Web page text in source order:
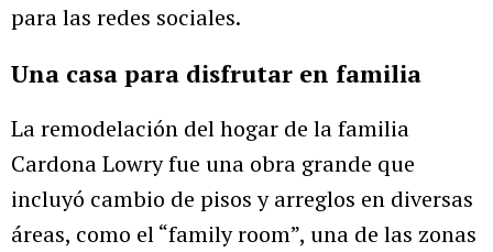
para las redes sociales.
Una casa para disfrutar en familia
La remodelación del hogar de la familia
Cardona Lowry fue una obra grande que
incluyó cambio de pisos y arreglos en diversas
áreas, como el “family room”, una de las zonas